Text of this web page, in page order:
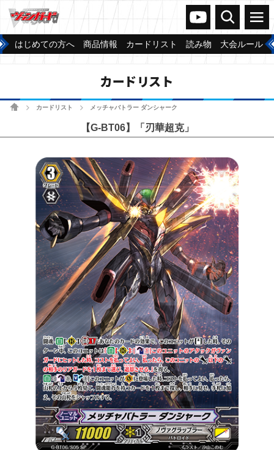
ヴァンガードch
検索 メニュー
はじめての方へ 商品情報 カードリスト 読み物 大会ルール
カードリスト
ホームカードリスト メッチャバトラー ダンシャーク
【G-BT06】「刃華超克」